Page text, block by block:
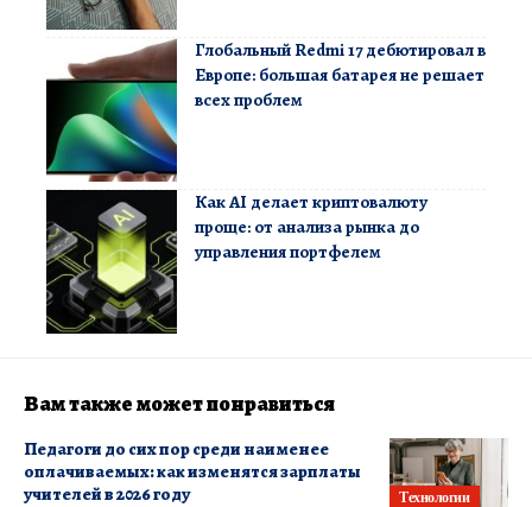
Глобальный Redmi 17 дебютировал в
Европе: большая батарея не решает
всех проблем
Как AI делает криптовалюту
проще: от анализа рынка до
управления портфелем
Вам также может понравиться
Технологии
Педагоги до сих пор среди наименее
оплачиваемых: как изменятся зарплаты
учителей в 2026 году